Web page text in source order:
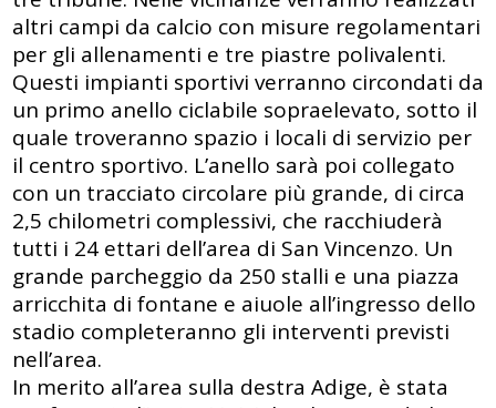
altri campi da calcio con misure regolamentari
per gli allenamenti e tre piastre polivalenti.
Questi impianti sportivi verranno circondati da
un primo anello ciclabile sopraelevato, sotto il
quale troveranno spazio i locali di servizio per
il centro sportivo. L’anello sarà poi collegato
con un tracciato circolare più grande, di circa
2,5 chilometri complessivi, che racchiuderà
tutti i 24 ettari dell’area di San Vincenzo. Un
grande parcheggio da 250 stalli e una piazza
arricchita di fontane e aiuole all’ingresso dello
stadio completeranno gli interventi previsti
nell’area.
In merito all’area sulla destra Adige, è stata